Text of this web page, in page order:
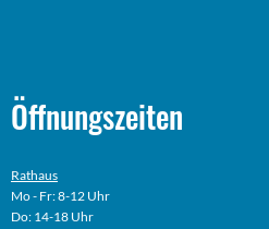
Öffnungszeiten
Rathaus
Mo - Fr: 8-12 Uhr
Do: 14-18 Uhr